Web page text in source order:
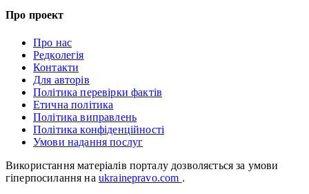
Про проект
Про нас
Редколегія
Контакти
Для авторів
Політика перевірки фактів
Етична політика
Політика виправлень
Політика конфіденційності
Умови надання послуг
Використання матеріалів порталу дозволяється за умови
гіперпосилання на ukrainepravo.com .